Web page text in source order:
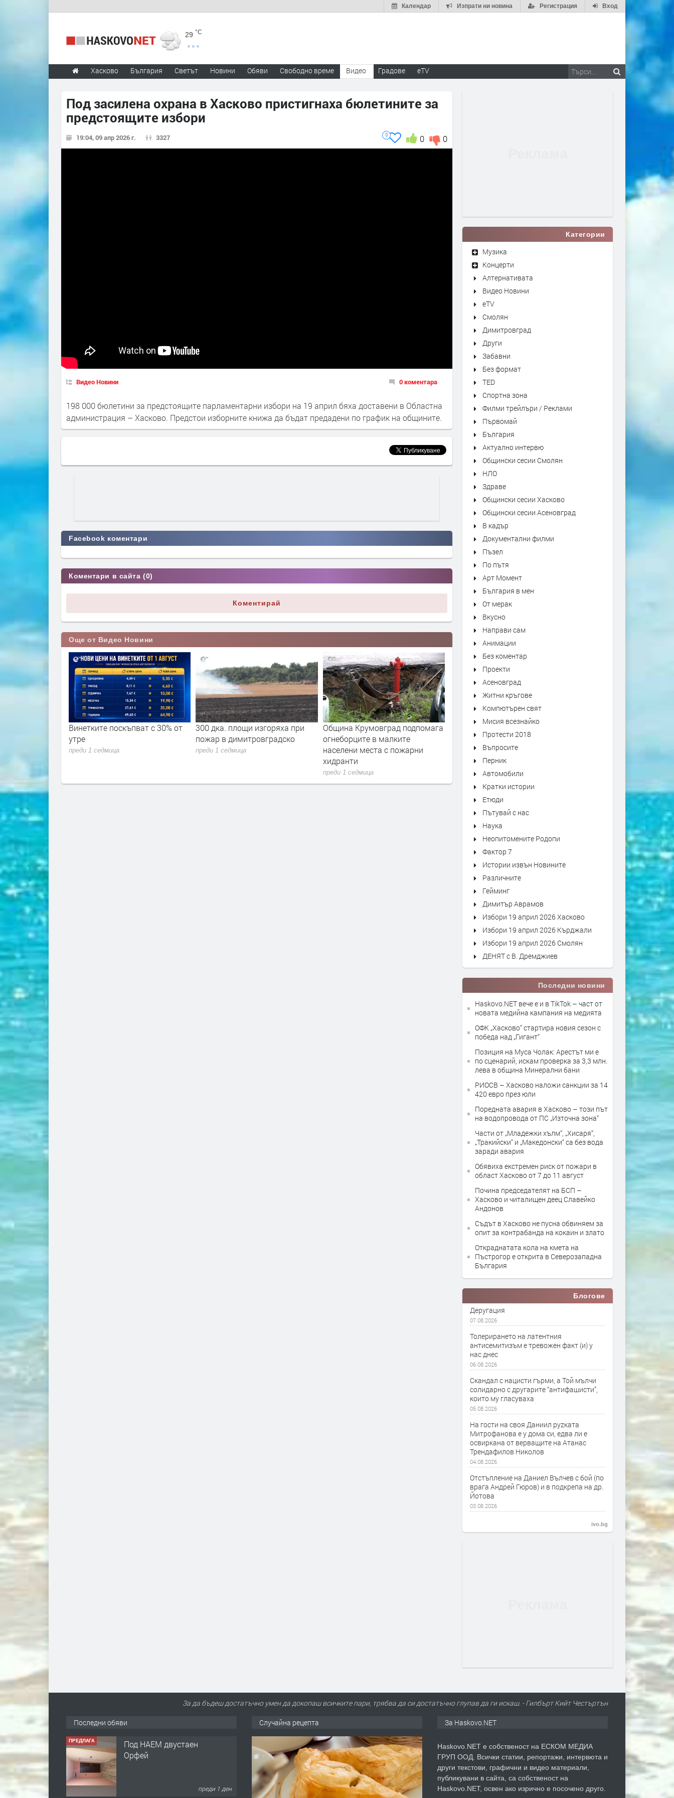
Вход
Регистрация
Изпрати ни новина
Календар
29 °C
Хасково България Светът Новини Обяви Свободно време Видео Градове eTV
Под засилена охрана в Хасково пристигнаха бюлетините за
предстоящите избори
19:04, 09 апр 2026 г. 3327 0
0
0
Видео Новини 0 коментара
198 000 бюлетини за предстоящите парламентарни избори на 19 април бяха доставени в Областна
администрация – Хасково. Предстои изборните книжа да бъдат предадени по график на общините.
Facebook коментари
Коментари в сайта (0)
Коментирай
Още от Видео Новини
Винетките поскъпват с 30% от
утре
преди 1 седмица
300 дка. площи изгоряха при
пожар в димитровградско
преди 1 седмица
Община Крумовград подпомага
огнеборците в малките
населени места с пожарни
хидранти
преди 1 седмица
Първо издание на „Записки по
българските въстания“ от 1892
г. може да се види в архива на
Кърджали
преди 1 седмица
Категории
Музика
Концерти
Алтернативата
Видео Новини
eTV
Смолян
Димитровград
Други
Забавни
Без формат
TED
Спортна зона
Филми трейлъри / Реклами
Първомай
България
Актуално интервю
Общински сесии Смолян
НЛО
Здраве
Общински сесии Хасково
Общински сесии Асеновград
В кадър
Документални филми
Пъзел
По пътя
Арт Момент
България в мен
От мерак
Вкусно
Направи сам
Анимации
Без коментар
Проекти
Асеновград
Житни кръгове
Компютърен свят
Мисия всезнайко
Протести 2018
Въпросите
Перник
Автомобили
Кратки истории
Етюди
Пътувай с нас
Наука
Неопитомените Родопи
Фактор 7
Истории извън Новините
Различните
Гейминг
Димитър Аврамов
Избори 19 април 2026 Хасково
Избори 19 април 2026 Кърджали
Избори 19 април 2026 Смолян
ДЕНЯТ с В. Дремджиев
Последни новини
Haskovo.NET вече е и в TikTok – част от
новата медийна кампания на медията
ОФК „Хасково“ стартира новия сезон с
победа над „Гигант“
Позиция на Муса Чолак: Арестът ми е
по сценарий, искам проверка за 3,3 млн.
лева в община Минерални бани
РИОСВ – Хасково наложи санкции за 14
420 евро през юли
Поредната авария в Хасково – този път
на водопровода от ПС „Източна зона“
Части от „Младежки хълм“, „Хисаря“,
„Тракийски“ и „Македонски“ са без вода
заради авария
Обявиха екстремен риск от пожари в
област Хасково от 7 до 11 август
Почина председателят на БСП –
Хасково и читалищен деец Славейко
Андонов
Съдът в Хасково не пусна обвиняем за
опит за контрабанда на кокаин и злато
Откраднатата кола на кмета на
Пъстрогор е открита в Северозападна
България
Блогове
Деругация
07.08.2026
Толерирането на латентния
антисемитизъм е тревожен факт (и) у
нас днес
06.08.2026
Скандал с нацисти гърми, а Той мълчи
солидарно с другарите “антифашисти”,
които му гласуваха
05.08.2026
На гости на своя Даниил руzката
Митрофанова е у дома си, едва ли е
освиркана от верващите на Атанас
Трендафилов Николов
04.08.2026
Отстъпление на Даниел Вълчев с бой (по
врага Андрей Гюров) и в подкрепа на др.
Йотова
03.08.2026
ivo.bg
За да бъдеш достатъчно умен да докопаш всичките пари, трябва да си достатъчно глупав да ги искаш. - Гилбърт Кийт Честъртън
Последни обяви
ПРЕДЛАГА
Под НАЕМ двустаен
Орфей
преди 1 ден
Случайна рецепта За Haskovo.NET
Haskovo.NET е собственост на ЕСКОМ МЕДИА
ГРУП ООД. Всички статии, репортажи, интервюта и
други текстови, графични и видео материали,
публикувани в сайта, са собственост на
Haskovo.NET, освен ако изрично е посочено друго.